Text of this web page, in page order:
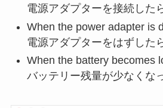
電源アダプターを接続した
When the power adapter is
電源アダプターをはずした
When the battery becomes
バッテリー残量が少なくな